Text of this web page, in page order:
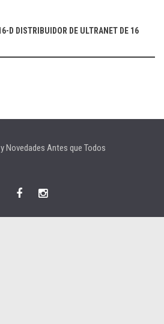
D DISTRIBUIDOR DE ULTRANET DE 16
Novedades Antes que Todos